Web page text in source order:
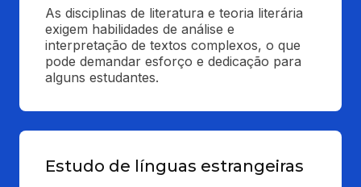
As disciplinas de literatura e teoria literária
exigem habilidades de análise e
interpretação de textos complexos, o que
pode demandar esforço e dedicação para
alguns estudantes.
Estudo de línguas estrangeiras